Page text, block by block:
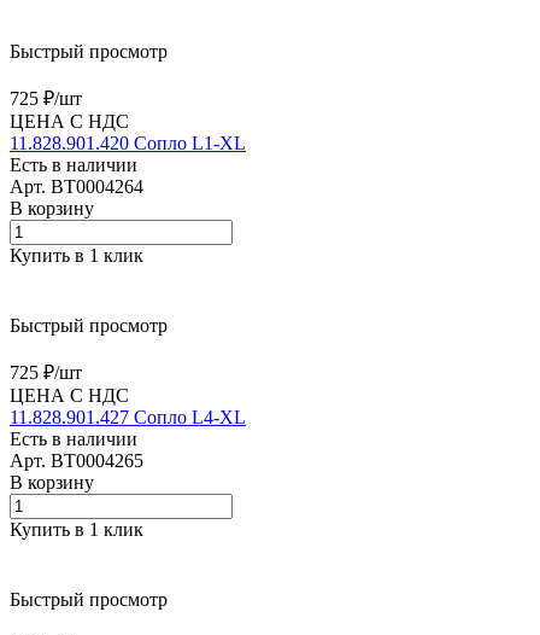
Быстрый просмотр
725 ₽/шт
ЦЕНА С НДС
11.828.901.420 Сопло L1-XL
Есть в наличии
Арт. BT0004264
В корзину
Купить в 1 клик
Быстрый просмотр
725 ₽/шт
ЦЕНА С НДС
11.828.901.427 Сопло L4-XL
Есть в наличии
Арт. BT0004265
В корзину
Купить в 1 клик
Быстрый просмотр